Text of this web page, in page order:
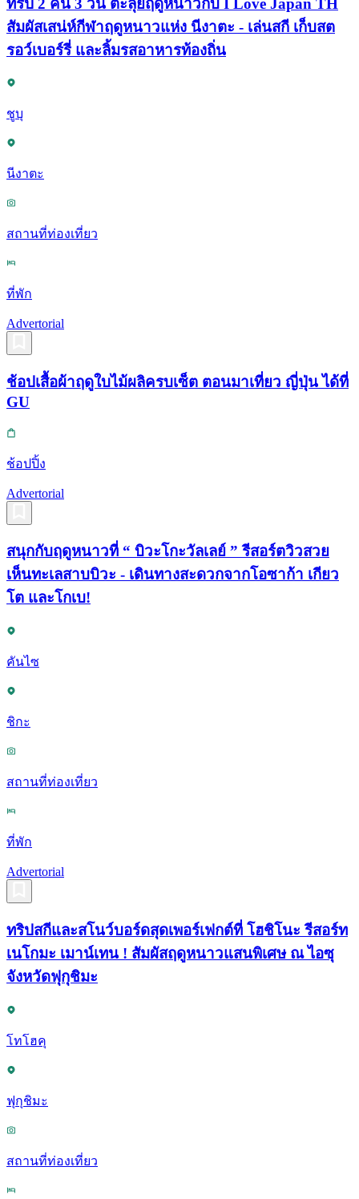
สัมผัสเสน่ห์กีฬาฤดูหนาวแห่ง นีงาตะ - เล่นสกี เก็บสต
รอว์เบอร์รี่ และลิ้มรสอาหารท้องถิ่น
ชูบุ
นีงาตะ
สถานที่ท่องเที่ยว
ที่พัก
Advertorial
ช้อปเสื้อผ้าฤดูใบไม้ผลิครบเซ็ต ตอนมาเที่ยว ญี่ปุ่น ได้ที่
GU
ช้อปปิ้ง
Advertorial
สนุกกับฤดูหนาวที่ “ บิวะโกะวัลเลย์ ” รีสอร์ตวิวสวย
เห็นทะเลสาบบิวะ - เดินทางสะดวกจากโอซาก้า เกียว
โต และโกเบ!
คันไซ
ชิกะ
สถานที่ท่องเที่ยว
ที่พัก
Advertorial
ทริปสกีและสโนว์บอร์ดสุดเพอร์เฟกต์ที่ โฮชิโนะ รีสอร์ท
เนโกมะ เมาน์เทน ! สัมผัสฤดูหนาวแสนพิเศษ ณ ไอซุ
จังหวัดฟุกุชิมะ
โทโฮคุ
ฟุกุชิมะ
สถานที่ท่องเที่ยว